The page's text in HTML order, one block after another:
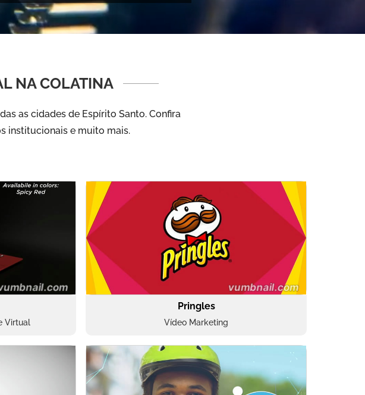
NA COLATINA
as cidades de Espírito Santo. Confira
institucionais e muito mais.
Virtual
Pringles
Vídeo Marketing